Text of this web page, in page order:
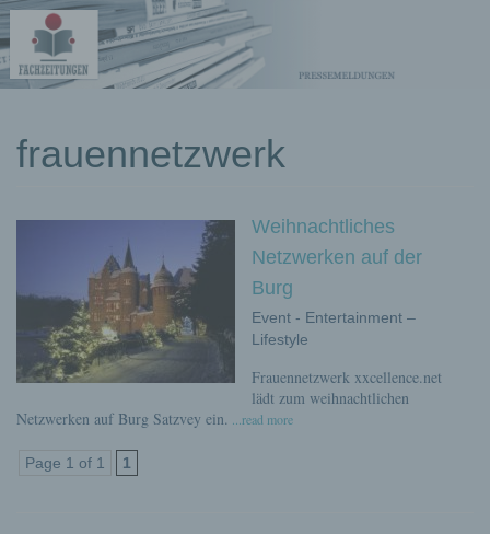
Pressemeldungen
frauennetzwerk
Weihnachtliches
Netzwerken auf der
Burg
Event - Entertainment –
Lifestyle
Frauennetzwerk xxcellence.net
lädt zum weihnachtlichen
Netzwerken auf Burg Satzvey ein. ...read more
Page 1 of 1 1